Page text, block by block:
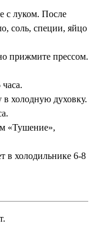
с луком. После
соль, специи, яйцо
прижмите прессом.
холодную духовку.
«Тушение»,
в холодильнике 6-8